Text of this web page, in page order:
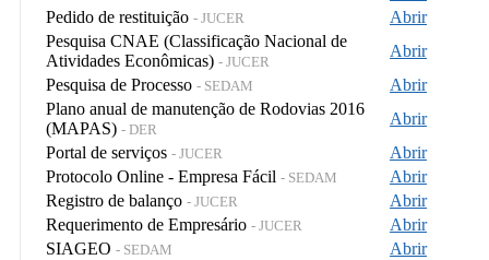
Pedido de restituição - JUCER
Abrir
Pesquisa CNAE (Classificação Nacional de
Atividades Econômicas) - JUCER
Abrir
Pesquisa de Processo - SEDAM
Abrir
Plano anual de manutenção de Rodovias 2016
(MAPAS) - DER
Abrir
Portal de serviços - JUCER
Abrir
Protocolo Online - Empresa Fácil - SEDAM
Abrir
Registro de balanço - JUCER
Abrir
Requerimento de Empresário - JUCER
Abrir
SIAGEO - SEDAM
Abrir